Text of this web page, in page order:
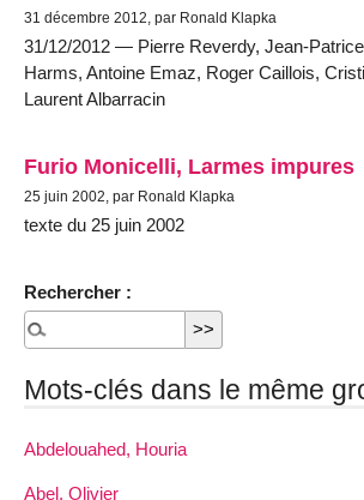
31 décembre 2012, par Ronald Klapka
31/12/2012 — Pierre Reverdy, Jean-
Harms, Antoine Emaz, Roger Caillois,
Laurent Albarracin
Furio Monicelli, Larmes impures
25 juin 2002, par Ronald Klapka
texte du 25 juin 2002
Rechercher :
Mots-clés dans le même
Abdelouahed, Houria
Abel, Olivier